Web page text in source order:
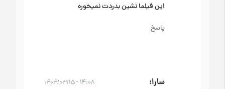
این فیلما نشین بدردت نمیخوره
پاسخ
سارا ۱۴:۰۸ - ۱۴۰۴/۰۳/۱۵